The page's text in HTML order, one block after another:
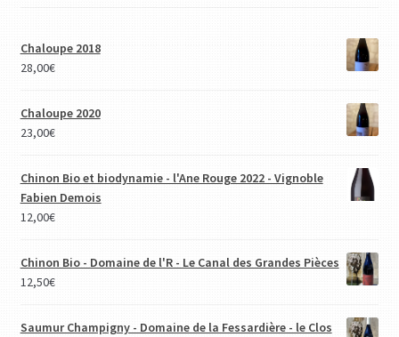
Chaloupe 2018
28,00€
Chaloupe 2020
23,00€
Chinon Bio et biodynamie - l'Ane Rouge 2022 - Vignoble
Fabien Demois
12,00€
Chinon Bio - Domaine de l'R - Le Canal des Grandes Pièces
12,50€
Saumur Champigny - Domaine de la Fessardière - le Clos